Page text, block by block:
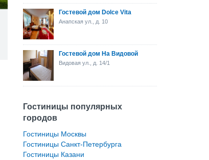
Гостевой дом Dolce Vita
Анапская ул., д. 10
Гостевой дом На Видовой
Видовая ул., д. 14/1
Гостиницы популярных
городов
Гостиницы Москвы
Гостиницы Санкт-Петербурга
Гостиницы Казани